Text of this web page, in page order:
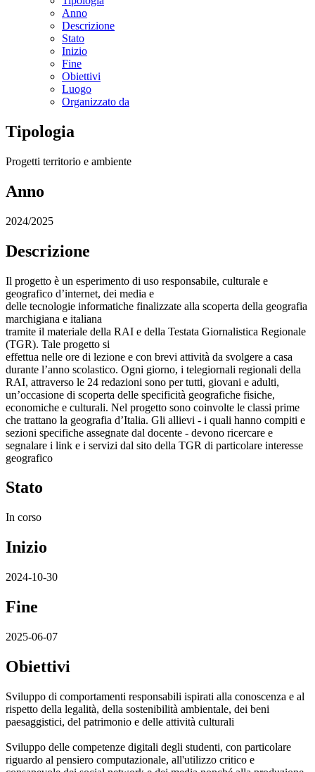
Anno
Descrizione
Stato
Inizio
Fine
Obiettivi
Luogo
Organizzato da
Tipologia
Progetti territorio e ambiente
Anno
2024/2025
Descrizione
Il progetto è un esperimento di uso responsabile, culturale e
geografico d’internet, dei media e
delle tecnologie informatiche finalizzate alla scoperta della geografia
marchigiana e italiana
tramite il materiale della RAI e della Testata Giornalistica Regionale
(TGR). Tale progetto si
effettua nelle ore di lezione e con brevi attività da svolgere a casa
durante l’anno scolastico. Ogni giorno, i telegiornali regionali della
RAI, attraverso le 24 redazioni sono per tutti, giovani e adulti,
un’occasione di scoperta delle specificità geografiche fisiche,
economiche e culturali. Nel progetto sono coinvolte le classi prime
che trattano la geografia d’Italia. Gli allievi - i quali hanno compiti e
sezioni specifiche assegnate dal docente - devono ricercare e
segnalare i link e i servizi dal sito della TGR di particolare interesse
geografico
Stato
In corso
Inizio
2024-10-30
Fine
2025-06-07
Obiettivi
Sviluppo di comportamenti responsabili ispirati alla conoscenza e al
rispetto della legalità, della sostenibilità ambientale, dei beni
paesaggistici, del patrimonio e delle attività culturali
Sviluppo delle competenze digitali degli studenti, con particolare
riguardo al pensiero computazionale, all'utilizzo critico e